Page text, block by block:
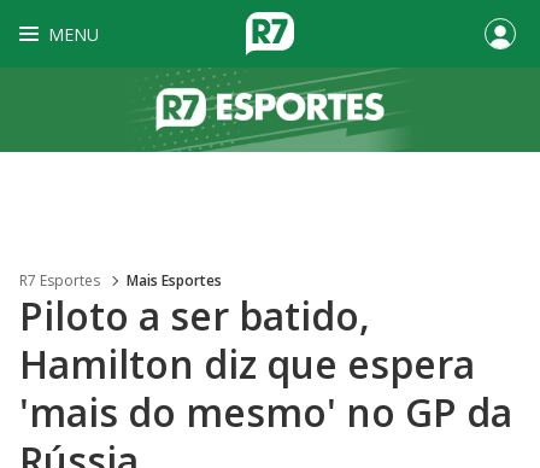
MENU
R7 Esportes Mais Esportes
Piloto a ser batido,
Hamilton diz que espera
'mais do mesmo' no GP da